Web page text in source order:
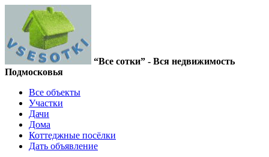
“Все сотки” - Вся недвижимость
Подмосковья
Все объекты
Участки
Дачи
Дома
Коттеджные посёлки
Дать объявление